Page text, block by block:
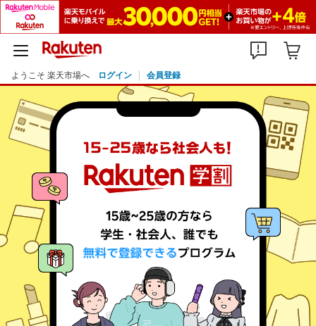
ようこそ 楽天市場へ ログイン 会員登録